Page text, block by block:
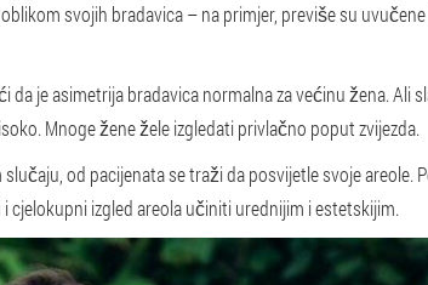
svojih bradavica – na primjer, previše su
je asimetrija bradavica normalna za većinu žena. Ali
Mnoge žene žele izgledati privlačno poput zvijezda.
od pacijenata se traži da posvijetle svoje areole.
izgled areola učiniti urednijim i estetskijim.